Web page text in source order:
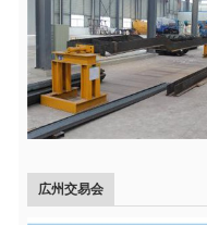
広州交易会